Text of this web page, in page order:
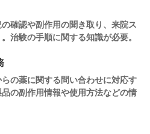
確認や副作用の聞き取り、来院ス
治験の手順に関する知識が必要。
の薬に関する問い合わせに対応す
の副作用情報や使用方法などの情